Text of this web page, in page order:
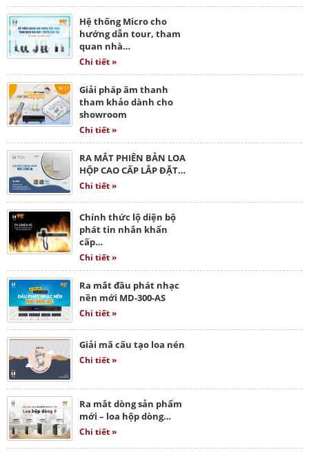
Hệ thống Micro cho
hướng dẫn tour, tham
quan nhà…
Chi tiết »
Giải pháp âm thanh
tham khảo dành cho
showroom
Chi tiết »
RA MẮT PHIÊN BẢN LOA
HỘP CAO CẤP LẮP ĐẶT…
Chi tiết »
Chính thức lộ diện bộ
phát tin nhắn khẩn
cấp…
Chi tiết »
Ra mắt đầu phát nhạc
nền mới MD-300-AS
Chi tiết »
Giải mã cấu tạo loa nén
Chi tiết »
Ra mắt dòng sản phẩm
mới – loa hộp dòng…
Chi tiết »